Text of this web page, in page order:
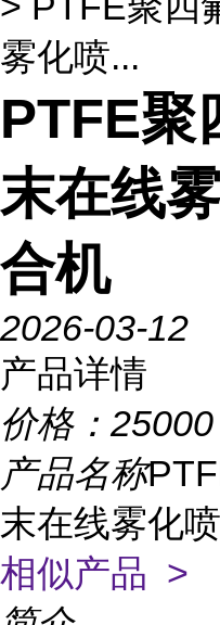
雾化喷...
PTFE聚
末在线
合机
2026-03-12
产品详情
价格： 25000
产品名称
末在线雾化
相似产品 >